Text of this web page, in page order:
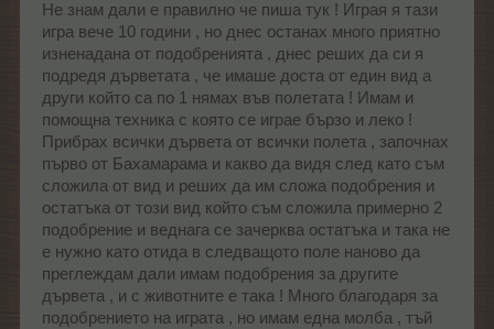
Не знам дали е правилно че пиша тук ! Играя я тази
игра вече 10 години , но днес останах много приятно
изненадана от подобренията , днес реших да си я
подредя дърветата , че имаше доста от един вид а
други който са по 1 нямах във полетата ! Имам и
помощна техника с която се играе бързо и леко !
Прибрах всички дървета от всички полета , започнах
първо от Бахамарама и какво да видя след като съм
сложила от вид и реших да им сложа подобрения и
остатъка от този вид който съм сложила примерно 2
подобрение и веднага се зачерква остатъка и така не
е нужно като отида в следващото поле наново да
преглеждам дали имам подобрения за другите
дървета , и с животните е така ! Много благодаря за
подобрението на играта , но имам една молба , тъй